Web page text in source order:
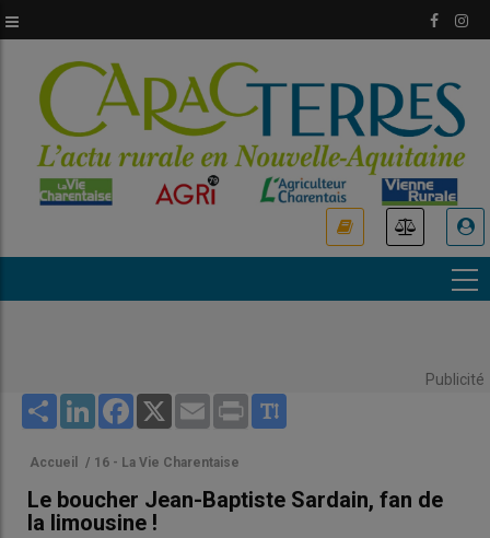
au
principal
Publicité
Share LinkedInFacebook
X Email Print
Accueil / 16 - La Vie Charentaise
Le boucher Jean-Baptiste Sardain, fan de
la limousine !